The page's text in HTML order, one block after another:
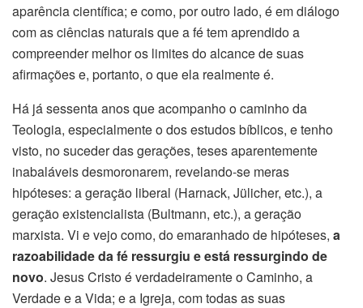
aparência científica; e como, por outro lado, é em diálogo
com as ciências naturais que a fé tem aprendido a
compreender melhor os limites do alcance de suas
afirmações e, portanto, o que ela realmente é.
Há já sessenta anos que acompanho o caminho da
Teologia, especialmente o dos estudos bíblicos, e tenho
visto, no suceder das gerações, teses aparentemente
inabaláveis desmoronarem, revelando-se meras
hipóteses: a geração liberal (Harnack, Jülicher, etc.), a
geração existencialista (Bultmann, etc.), a geração
marxista. Vi e vejo como, do emaranhado de hipóteses, a
razoabilidade da fé ressurgiu e está ressurgindo de
novo. Jesus Cristo é verdadeiramente o Caminho, a
Verdade e a Vida; e a Igreja, com todas as suas